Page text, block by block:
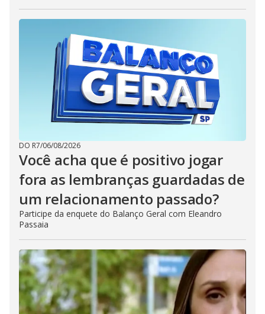
DO R7/06/08/2026
Você acha que é positivo jogar
fora as lembranças guardadas de
um relacionamento passado?
Participe da enquete do Balanço Geral com Eleandro
Passaia